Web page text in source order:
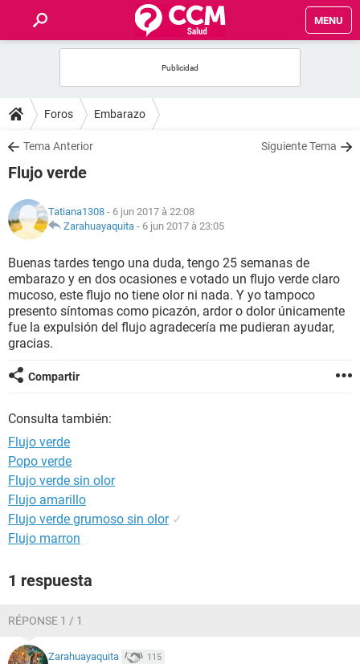
MENU
FORUMS
SALUD
FAMILIA
NUTRICIÓN
BIENESTAR
SEXUALIDAD
GLOSARIO
Foros Embarazo
Tema Anterior Siguiente Tema
Flujo verde
Tatiana1308 - 6 jun 2017 à 22:08
Zarahuayaquita - 6 jun 2017 à 23:05
Buenas tardes tengo una duda, tengo 25 semanas de
embarazo y en dos ocasiones e votado un flujo verde claro
mucoso, este flujo no tiene olor ni nada. Y yo tampoco
presento síntomas como picazón, ardor o dolor únicamente
fue la expulsión del flujo agradecería me pudieran ayudar,
gracias.
Compartir
Consulta también:
Flujo verde
Popo verde
Flujo verde sin olor
Flujo amarillo
Flujo verde grumoso sin olor ✓
Flujo marron
1 respuesta
RÉPONSE 1 / 1
Zarahuayaquita 115